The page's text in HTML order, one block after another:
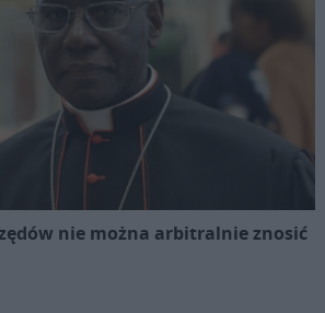
nie można arbitralnie znosić